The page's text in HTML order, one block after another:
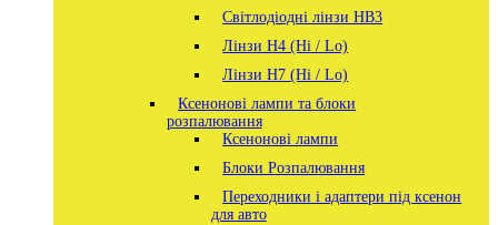
Світлодіодні лінзи HB3
Лінзи Н4 (Hi / Lo)
Лінзи Н7 (Hi / Lo)
Ксенонові лампи та блоки
розпалювання
Ксенонові лампи
Блоки Розпалювання
Переходники і адаптери під ксенон
для авто